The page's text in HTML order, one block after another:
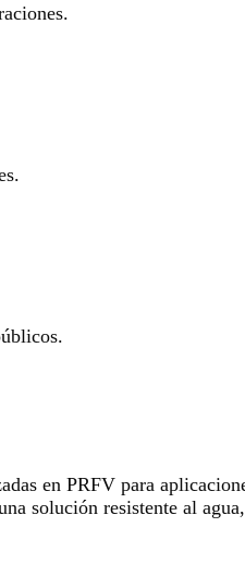
en PRFV para
solución resistente al